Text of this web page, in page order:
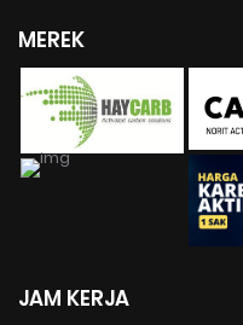
MEREK
JAM KERJA